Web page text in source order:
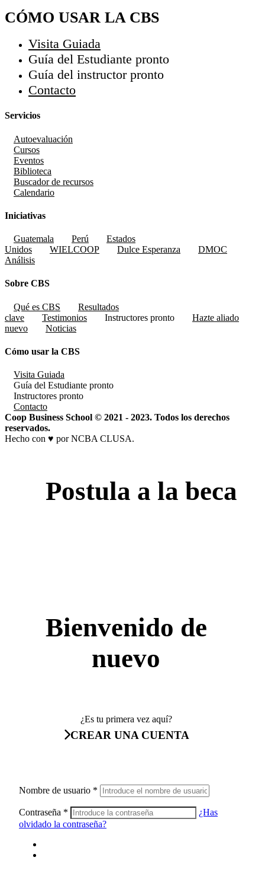
CÓMO USAR LA CBS
Visita Guiada
Guía del Estudiante pronto
Guía del instructor pronto
Contacto
Servicios
Autoevaluación
Cursos
Eventos
Biblioteca
Buscador de recursos
Calendario
Iniciativas
Guatemala Perú
Estados
Unidos
WIELCOOP Dulce Esperanza
DMOC
Análisis
Sobre CBS
Qué es CBS
Resultados
clave
Testimonios Instructores pronto
Hazte aliado
nuevo
Noticias
Cómo usar la CBS
Visita Guiada
Guía del Estudiante pronto
Instructores pronto
Contacto
Coop Business School © 2021 - 2023. Todos los derechos
reservados.
Hecho con ♥ por NCBA CLUSA.
Postula a la beca
Bienvenido de
nuevo
¿Es tu primera vez aquí?
CREAR UNA CUENTA
Nombre de usuario *
Contraseña *
¿Has
olvidado la contraseña?